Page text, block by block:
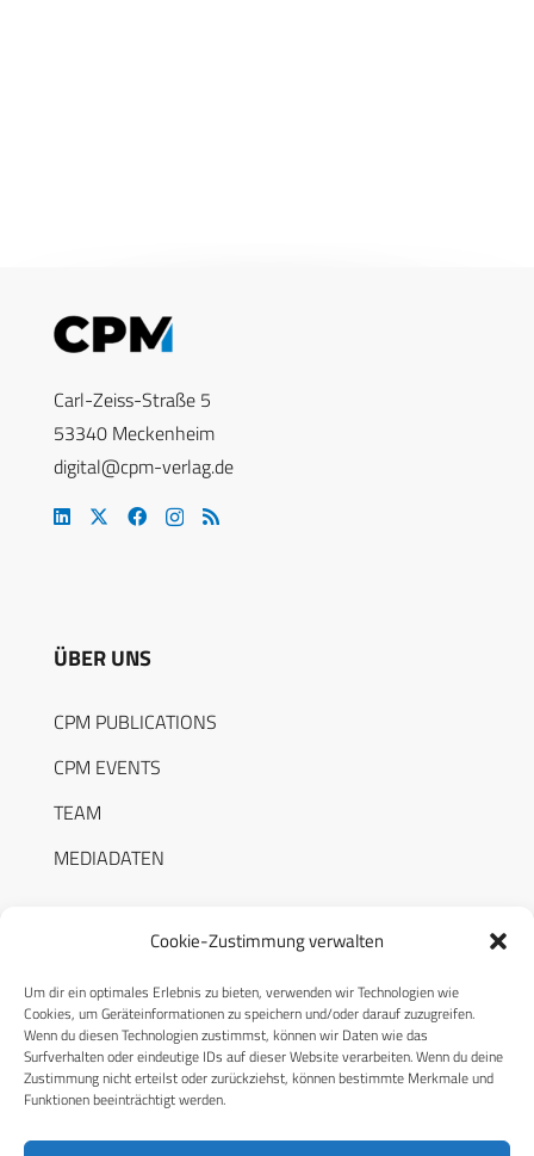
Cookie-Zustimmung verwalten
Um dir ein optimales Erlebnis zu bieten, verwenden wir Technologien wie
Cookies, um Geräteinformationen zu speichern und/oder darauf zuzugreifen.
Wenn du diesen Technologien zustimmst, können wir Daten wie das
Surfverhalten oder eindeutige IDs auf dieser Website verarbeiten. Wenn du deine
Zustimmung nicht erteilst oder zurückziehst, können bestimmte Merkmale und
Funktionen beeinträchtigt werden.
Carl-Zeiss-Straße 5
53340 Meckenheim
digital@cpm-verlag.de
ÜBER UNS
CPM PUBLICATIONS
CPM EVENTS
TEAM
MEDIADATEN
RECHTLICHES
Datenschutzerklärung
Cookie-Richtlinie (EU)